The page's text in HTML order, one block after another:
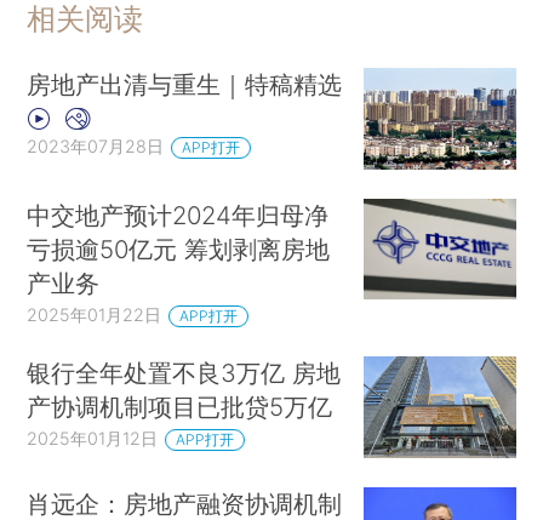
相关阅读
房地产出清与重生｜特稿精选
2023年07月28日 APP打开
中交地产预计2024年归母净
亏损逾50亿元 筹划剥离房地
产业务
2025年01月22日 APP打开
银行全年处置不良3万亿 房地
产协调机制项目已批贷5万亿
2025年01月12日 APP打开
肖远企：房地产融资协调机制